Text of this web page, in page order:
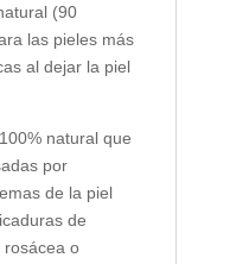
(90
las pieles más
al dejar la piel
natural que
por
de la piel
de
rosácea o